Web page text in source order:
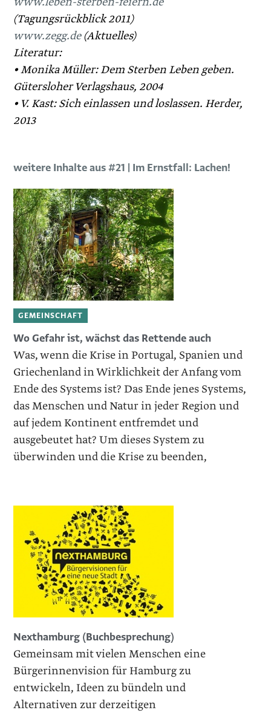
(Tagungsrückblick 2011)
www.zegg.de(Aktuelles)
Literatur:
• Monika Müller: Dem Sterben Leben geben.
Gütersloher Verlags­haus, 2004
• V. Kast: Sich einlassen und loslassen. Herder,
2013
weitere Inhalte aus #21 | Im Ernstfall: Lachen!
GEMEINSCHAFT
Wo Gefahr ist, wächst das Rettende auch
Was, wenn die Krise in Portugal, Spanien und
Griechenland in Wirklichkeit der Anfang vom
Ende des Systems ist? Das Ende jenes Systems,
das Menschen und Natur in jeder Region und
auf jedem Kontinent entfremdet und
ausgebeutet hat? Um dieses System zu
überwinden und die Krise zu beenden,
Nexthamburg (Buchbesprechung)
Gemeinsam mit vielen Menschen eine
Bürgerinnenvision für Hamburg zu
entwickeln, Ideen zu bündeln und
Alternativen zur derzeitigen